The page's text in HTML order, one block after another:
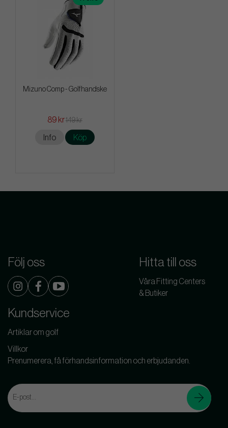
Mizuno Comp - Golfhandske
89 kr149 kr
Info Köp
Följ oss Hitta till oss
Våra Fitting Centers
& Butiker
Kundservice
Artiklar om golf
Villkor
Prenumerera, få förhandsinformation och erbjudanden.